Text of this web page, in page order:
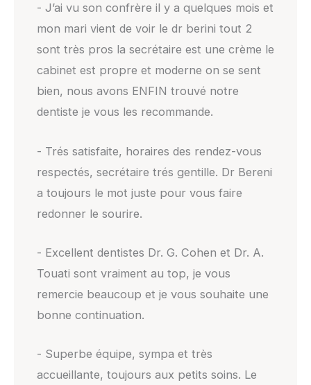
- J’ai vu son confrère il y a quelques mois et
mon mari vient de voir le dr berini tout 2
sont très pros la secrétaire est une crème le
cabinet est propre et moderne on se sent
bien, nous avons ENFIN trouvé notre
dentiste je vous les recommande.
- Trés satisfaite, horaires des rendez-vous
respectés, secrétaire trés gentille. Dr Bereni
a toujours le mot juste pour vous faire
redonner le sourire.
- Excellent dentistes Dr. G. Cohen et Dr. A.
Touati sont vraiment au top, je vous
remercie beaucoup et je vous souhaite une
bonne continuation.
- Superbe équipe, sympa et très
accueillante, toujours aux petits soins. Le